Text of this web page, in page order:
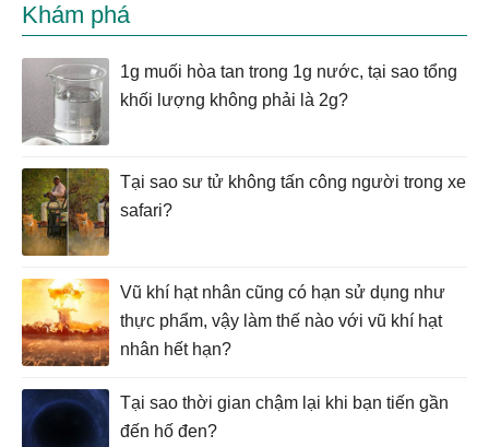
Khám phá
1g muối hòa tan trong 1g nước, tại sao tổng
khối lượng không phải là 2g?
Tại sao sư tử không tấn công người trong xe
safari?
Vũ khí hạt nhân cũng có hạn sử dụng như
thực phẩm, vậy làm thế nào với vũ khí hạt
nhân hết hạn?
Tại sao thời gian chậm lại khi bạn tiến gần
đến hố đen?